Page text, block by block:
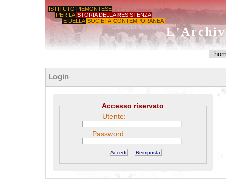
ISTITUTO PIEMONTESE
PER LA STORIA DELLA RESISTENZA
E DELLA SOCIETÀ CONTEMPORANEA
'GIORGIO AGOSTI'
Login
Accesso riservato
Utente:
Password: